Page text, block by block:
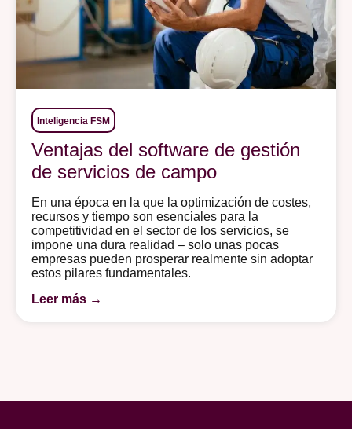
Inteligencia FSM
Ventajas del software de gestión
de servicios de campo
En una época en la que la optimización de costes,
recursos y tiempo son esenciales para la
competitividad en el sector de los servicios, se
impone una dura realidad – solo unas pocas
empresas pueden prosperar realmente sin adoptar
estos pilares fundamentales.
Leer más →